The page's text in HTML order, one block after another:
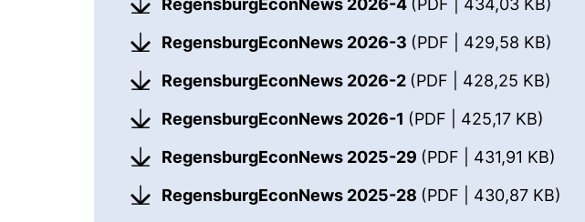
RegensburgEconNews 2026-4 (PDF | 434,03 KB)
RegensburgEconNews 2026-3 (PDF | 429,58 KB)
RegensburgEconNews 2026-2 (PDF | 428,25 KB)
RegensburgEconNews 2026-1 (PDF | 425,17 KB)
RegensburgEconNews 2025-29 (PDF | 431,91 KB)
RegensburgEconNews 2025-28 (PDF | 430,87 KB)